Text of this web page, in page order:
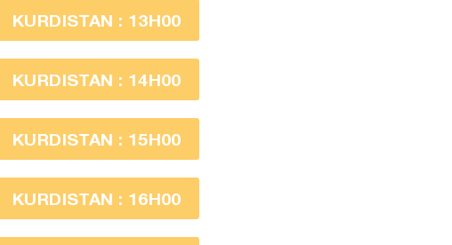
KURDISTAN : 13H00
KURDISTAN : 14H00
KURDISTAN : 15H00
KURDISTAN : 16H00